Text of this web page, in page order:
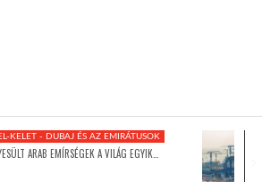
KELET - DUBAJ ÉS AZ EMIRÁTUSOK
ARAB EMÍRSÉGEK A VILÁG EGYIK…